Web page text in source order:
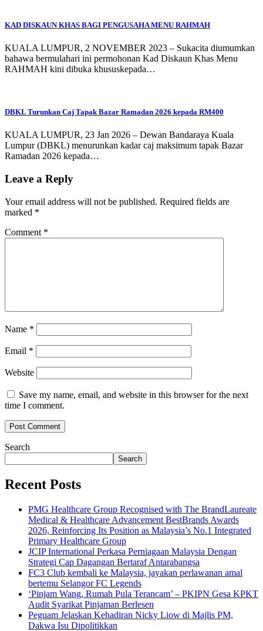
KAD DISKAUN KHAS BAGI PENGUSAHA MENU RAHMAH
KUALA LUMPUR, 2 NOVEMBER 2023 – Sukacita diumumkan
bahawa bermulahari ini permohonan Kad Diskaun Khas Menu
RAHMAH kini dibuka khususkepada…
DBKL Turunkan Caj Tapak Bazar Ramadan 2026 kepada RM400
KUALA LUMPUR, 23 Jan 2026 – Dewan Bandaraya Kuala
Lumpur (DBKL) menurunkan kadar caj maksimum tapak Bazar
Ramadan 2026 kepada…
Leave a Reply
Your email address will not be published. Required fields are
marked *
Comment *
Name *
Email *
Website
Save my name, email, and website in this browser for the next
time I comment.
Search
Search
Recent Posts
PMG Healthcare Group Recognised with The BrandLaureate
Medical & Healthcare Advancement BestBrands Awards
2026, Reinforcing Its Position as Malaysia’s No.1 Integrated
Primary Healthcare Group
JCIP International Perkasa Perniagaan Malaysia Dengan
Strategi Cap Dagangan Bertaraf Antarabangsa
FC3 Club kembali ke Malaysia, jayakan perlawanan amal
bertemu Selangor FC Legends
‘Pinjam Wang, Rumah Pula Terancam’ – PKIPN Gesa KPKT
Audit Syarikat Pinjaman Berlesen
Peguam Jelaskan Kehadiran Nicky Liow di Majlis PM,
Dakwa Isu Dipolitikkan